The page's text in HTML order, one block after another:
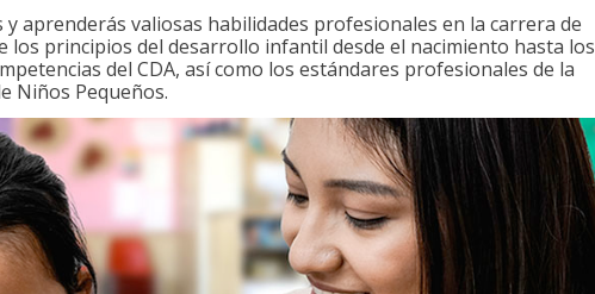
aprenderás valiosas habilidades profesionales en la carrera de
los principios del desarrollo infantil desde el nacimiento hasta los
del CDA, así como los estándares profesionales de la
Niños Pequeños.